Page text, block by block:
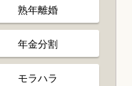
熟年離婚
年金分割
モラハラ